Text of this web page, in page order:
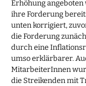
Erhöhung
ihre Forderung
unten korrigiert,
die Forderung
durch eine
umso erklärbarer.
MitarbeiterInnen
die Streikenden mit